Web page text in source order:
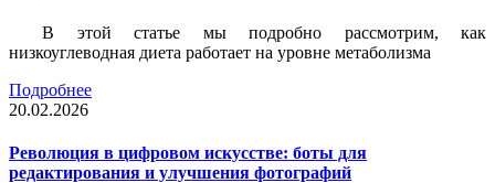
В этой статье мы подробно рассмотрим, как
низкоуглеводная диета работает на уровне метаболизма
Подробнее
20.02.2026
Революция в цифровом искусстве: боты для
редактирования и улучшения фотографий